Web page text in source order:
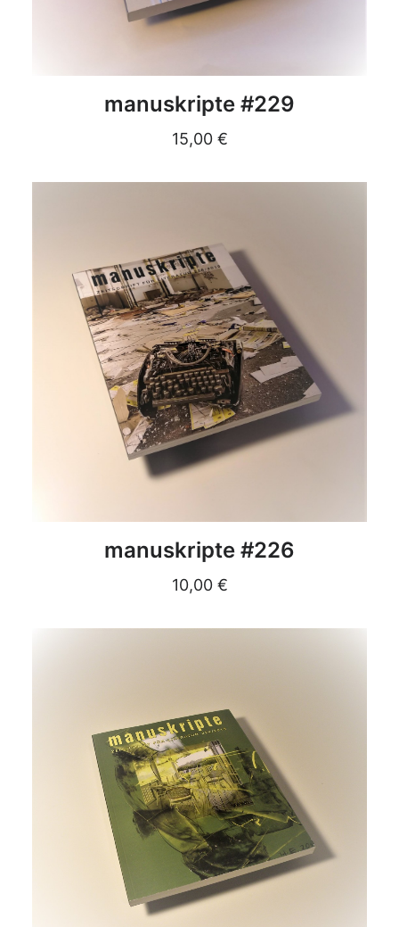
DETAILS
manuskripte #229
15,00 €
DETAILS
manuskripte #226
10,00 €